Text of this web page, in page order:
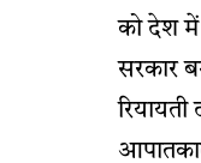
को देश में
सरकार